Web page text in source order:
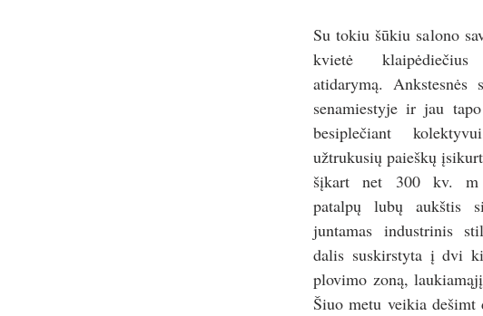
Su tokiu šūkiu salono
kvietė
atidarymą. Ankstesnės
senamiestyje ir jau
besiplečiant
užtrukusių paieškų
šįkart net 300 kv. m
patalpų lubų aukštis
juntamas industrinis
dalis suskirstyta į dvi
plovimo zoną,
Šiuo metu veikia